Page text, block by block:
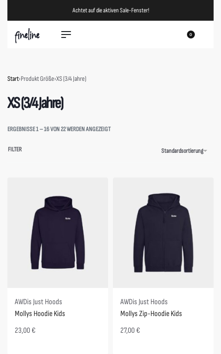
Achtet auf die aktiven Sale-Fenster!
0
Start›Produkt Größe›XS (3/4 Jahre)
XS (3/4 Jahre)
ERGEBNISSE 1 – 16 VON 22 WERDEN ANGEZEIGT
Standardsortierung
FILTER
AWDis Just Hoods
Mollys Hoodie Kids
23,00 €
AWDis Just Hoods
Mollys Zip-Hoodie Kids
27,00 €